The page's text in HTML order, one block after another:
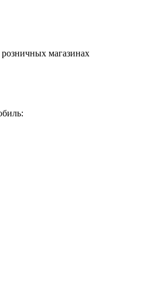
розничных магазинах